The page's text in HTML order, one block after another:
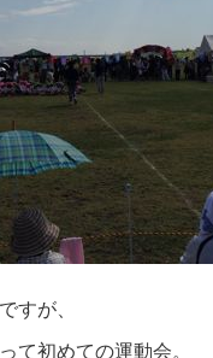
すが、
て初めての運動会。